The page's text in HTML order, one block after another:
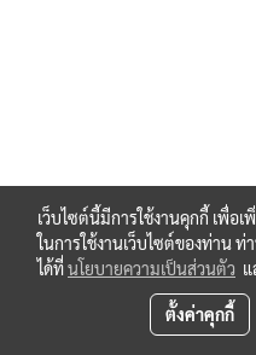
เว็บไซต์นี้มีการใช้งานคุกกี้ เพื่
ในการใช้งานเว็บไซต์ของท่าน
ได้ที่นโยบายความเป็นส่วนตัว
ตั้งค่าคุกกี้